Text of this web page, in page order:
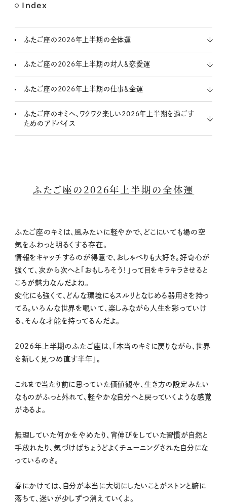
Index
ふたご座の2026年上半期の全体運
ふたご座の2026年上半期の対人＆恋愛運
ふたご座の2026年上半期の仕事＆金運
ふたご座のキミへ、ワクワク楽しい2026年上半期を過ごす
ためのアドバイス
ふたご座の2026年上半期の全体運
ふたご座のキミは、風みたいに軽やかで、どこにいても場の空
気をふわっと明るくする存在。
情報をキャッチするのが得意で、おしゃべりも大好き。好奇心が
強くて、次から次へと「おもしろそう！」って目をキラキラさせると
ころが魅力なんだよね。
変化にも強くて、どんな環境にもスルリとなじめる器用さを持っ
てる。いろんな世界を覗いて、楽しみながら人生を彩っていけ
る、そんな才能を持ってるんだよ。
2026年上半期のふたご座は、「本当のキミに戻りながら、世界
を新しく見つめ直す半年」。
これまで当たり前に思っていた価値観や、生き方の設定みたい
なものがふっと外れて、軽やかな自分へと戻っていくような感覚
があるよ。
無理していた何かをやめたり、背伸びをしていた習慣が自然と
手放れたり、気づけばちょうどよくチューニングされた自分にな
っているのさ。
春にかけては、自分が本当に大切にしたいことがストンと腑に
落ちて、迷いが少しずつ消えていくよ。